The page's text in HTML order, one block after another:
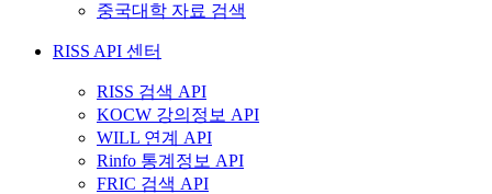
중국대학 자료 검색
RISS API 센터
RISS 검색 API
KOCW 강의정보 API
WILL 연계 API
Rinfo 통계정보 API
FRIC 검색 API